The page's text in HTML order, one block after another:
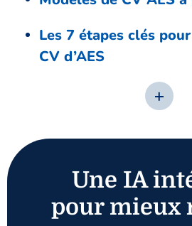
Les 7 étapes clés
CV d’AES
Une IA
pour mieux